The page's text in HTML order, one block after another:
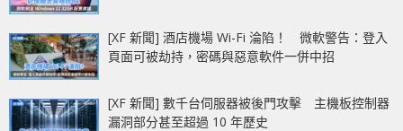
[XF 新聞] 酒店機場 Wi-Fi 淪陷！ 微軟警告：登入
頁面可被劫持，密碼與惡意軟件一併中招
[XF 新聞] 數千台伺服器被後門攻擊 主機板控制器
漏洞部分甚至超過 10 年歷史